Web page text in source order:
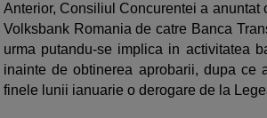
Anterior, Consiliul Concurentei a anuntat
Volksbank Romania de catre Banca
urma putandu-se implica in activitatea
inainte de obtinerea aprobarii, dupa ce
finele lunii ianuarie o derogare de la